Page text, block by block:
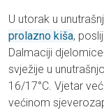
U utorak u
prolazno kiša,
Dalmaciji
svježije u
16/17°C. Vjetar
većinom